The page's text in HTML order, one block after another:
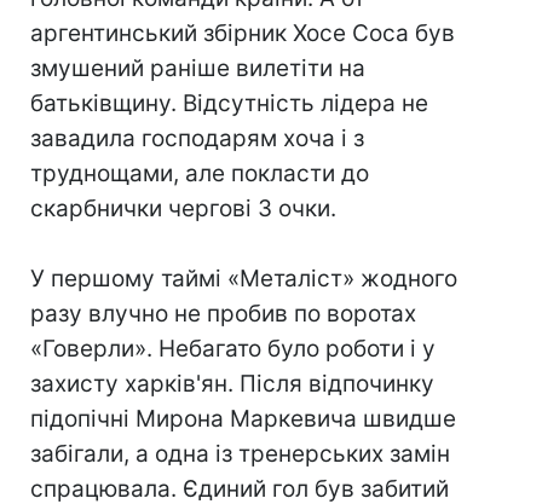
аргентинський збірник Хосе Соса був
змушений раніше вилетіти на
батьківщину. Відсутність лідера не
завадила господарям хоча і з
труднощами, але покласти до
скарбнички чергові 3 очки.
У першому таймі «Металіст» жодного
разу влучно не пробив по воротах
«Говерли». Небагато було роботи і у
захисту харків'ян. Після відпочинку
підопічні Мирона Маркевича швидше
забігали, а одна із тренерських замін
спрацювала. Єдиний гол був забитий